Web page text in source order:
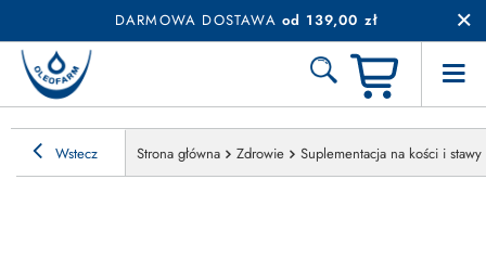
DARMOWA DOSTAWA od 139,00 zł
Wstecz Strona główna Zdrowie Suplementacja na kości i stawy